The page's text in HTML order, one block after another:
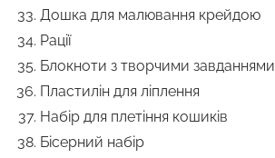
Дошка для малювання крейдою
Рації
Блокноти з творчими завданнями
Пластилін для ліплення
Набір для плетіння кошиків
Бісерний набір